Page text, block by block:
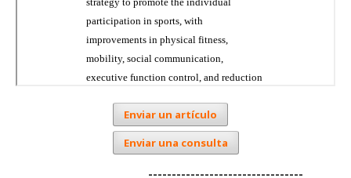
Enviar un artículo
Enviar una consulta
---------------------------------